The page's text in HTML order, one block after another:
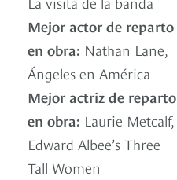
Mejor actor de reparto
en obra: Nathan Lane,
Ángeles en América
Mejor actriz de reparto
en obra: Laurie Metcalf,
Edward Albee’s Three
Tall Women